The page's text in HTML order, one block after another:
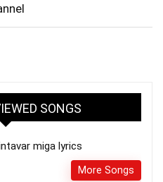
SONGS
miga lyrics
More Songs